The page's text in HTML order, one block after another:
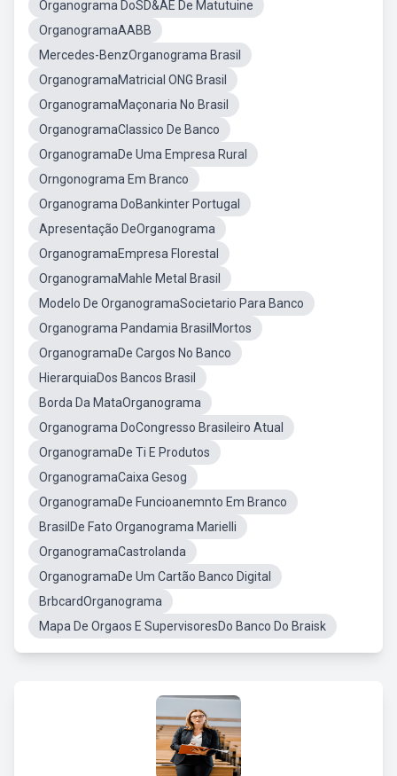
Organograma DoSD&AE De Matutuine
OrganogramaAABB
Mercedes-BenzOrganograma Brasil
OrganogramaMatricial ONG Brasil
OrganogramaMaçonaria No Brasil
OrganogramaClassico De Banco
OrganogramaDe Uma Empresa Rural
Orngonograma Em Branco
Organograma DoBankinter Portugal
Apresentação DeOrganograma
OrganogramaEmpresa Florestal
OrganogramaMahle Metal Brasil
Modelo De OrganogramaSocietario Para Banco
Organograma Pandamia BrasilMortos
OrganogramaDe Cargos No Banco
HierarquiaDos Bancos Brasil
Borda Da MataOrganograma
Organograma DoCongresso Brasileiro Atual
OrganogramaDe Ti E Produtos
OrganogramaCaixa Gesog
OrganogramaDe Funcioanemnto Em Branco
BrasilDe Fato Organograma Marielli
OrganogramaCastrolanda
OrganogramaDe Um Cartão Banco Digital
BrbcardOrganograma
Mapa De Orgaos E SupervisoresDo Banco Do Braisk